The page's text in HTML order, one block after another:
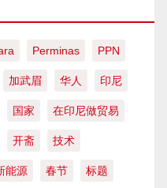
Perminas PPN
加武眉 华人 印尼
国家 在印尼做贸易
开斋 技术
能源 春节 标题